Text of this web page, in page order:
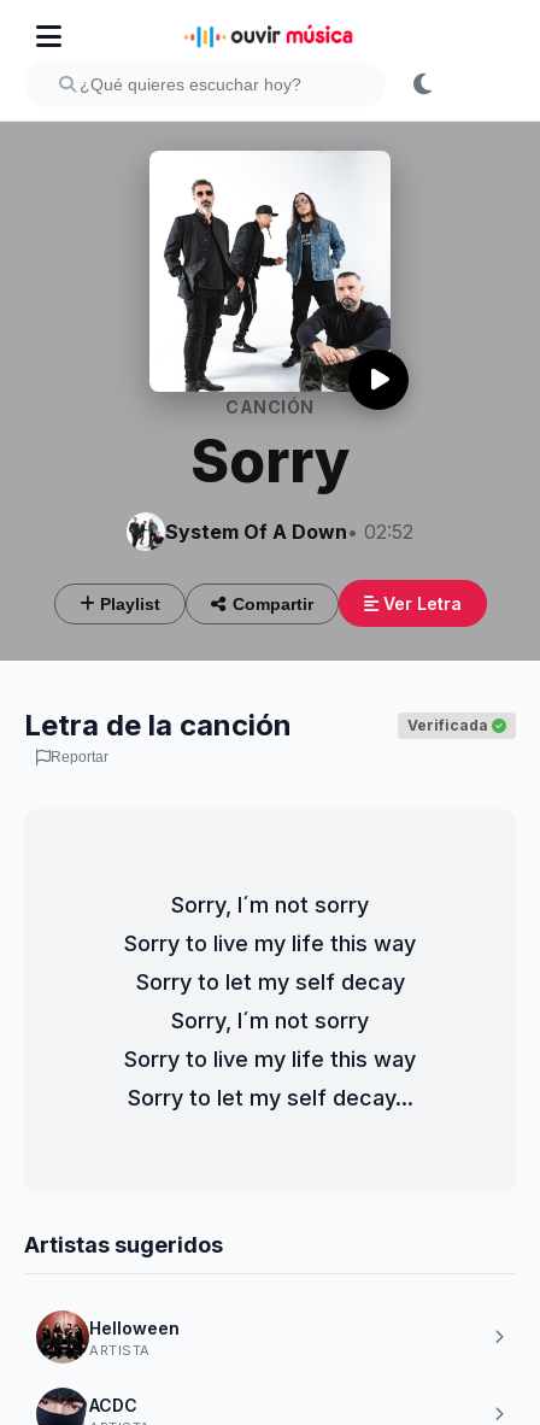
CANCIÓN
Sorry
System Of A Down• 02:52
Playlist Compartir Ver Letra
Letra de la canción Verificada
Reportar
Sorry, I´m not sorry
Sorry to live my life this way
Sorry to let my self decay
Sorry, I´m not sorry
Sorry to live my life this way
Sorry to let my self decay...
Artistas sugeridos
Helloween
ARTISTA
ACDC